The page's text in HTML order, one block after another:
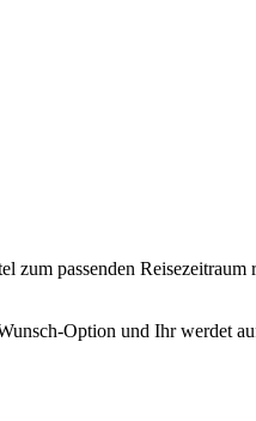
passenden Reisezeitraum
Option und Ihr werdet